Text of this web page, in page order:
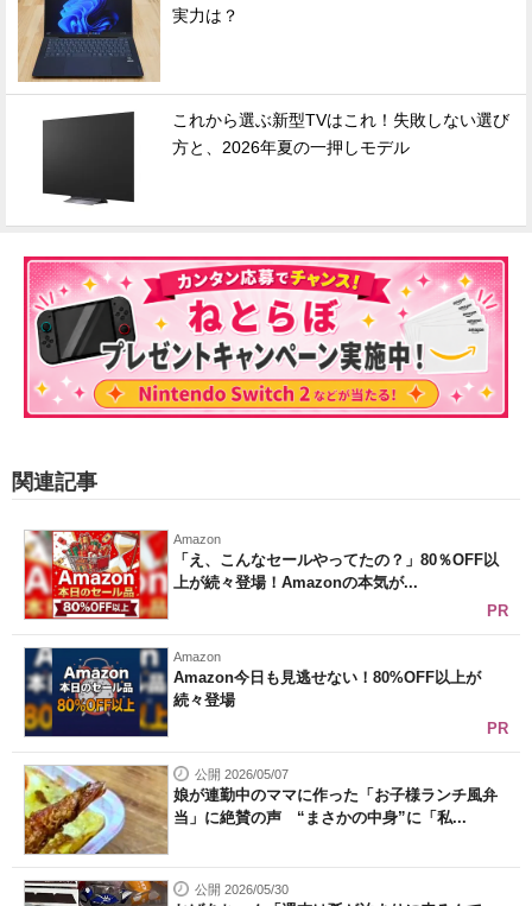
実力は？
これから選ぶ新型TVはこれ！失敗しない選び
方と、2026年夏の一押しモデル
関連記事
Amazon
「え、こんなセールやってたの？」80％OFF以
上が続々登場！Amazonの本気が...
PR
Amazon
Amazon今日も見逃せない！80%OFF以上が
続々登場
PR
公開 2026/05/07
娘が連勤中のママに作った「お子様ランチ風弁
当」に絶賛の声 “まさかの中身”に「私...
公開 2026/05/30